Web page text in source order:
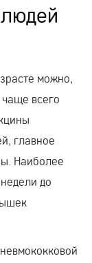
можно,
всего
главное
Наиболее
до